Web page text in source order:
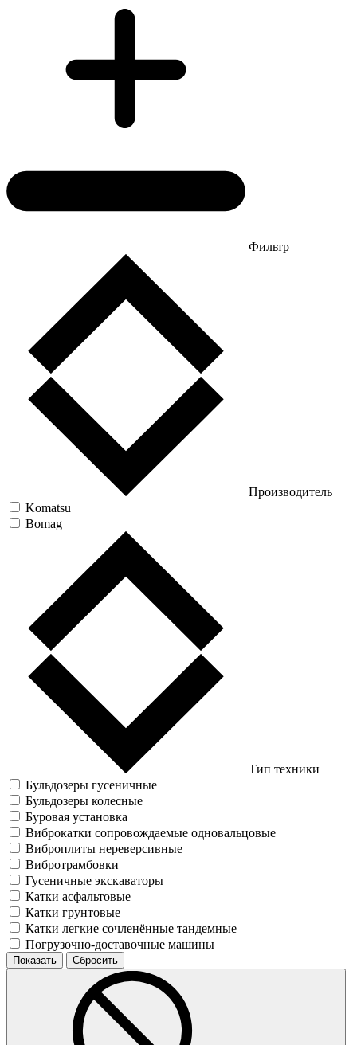
Фильтр
Производитель
Komatsu
Bomag
Тип техники
Бульдозеры гусеничные
Бульдозеры колесные
Буровая установка
Виброкатки сопровождаемые одновальцовые
Виброплиты нереверсивные
Вибротрамбовки
Гусеничные экскаваторы
Катки асфальтовые
Катки грунтовые
Катки легкие сочленённые тандемные
Погрузочно-доставочные машины